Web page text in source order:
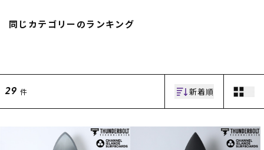
ポイント・クーポンもこのアプリで！
同じカテゴリーのランキング
29 件 新着順